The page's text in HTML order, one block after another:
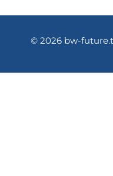
© 2026 bw-